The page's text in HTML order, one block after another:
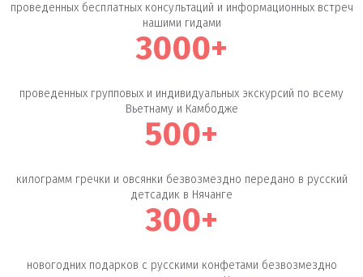
проведенных бесплатных консультаций и информационных встреч
нашими гидами
3000+
проведенных групповых и индивидуальных экскурсий по всему
Вьетнаму и Камбодже
500+
килограмм гречки и овсянки безвозмездно передано в русский
детсадик в Нячанге
300+
новогодних подарков с русскими конфетами безвозмездно